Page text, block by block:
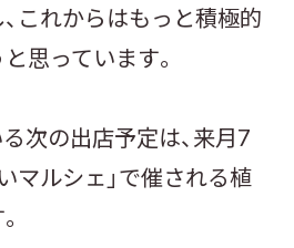
これからはもっと積極的
思っています。
次の出店予定は、来月7
マルシェ」で催される植